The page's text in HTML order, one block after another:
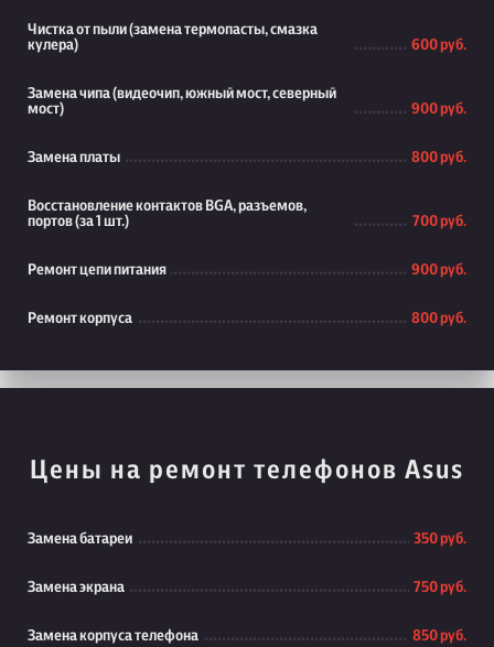
Чистка от пыли (замена термопасты, смазка
кулера)
600 руб.
Замена чипа (видеочип, южный мост, северный
мост)
900 руб.
Замена платы 800 руб.
Восстановление контактов BGA, разъемов,
портов (за 1 шт.)
700 руб.
Ремонт цепи питания 900 руб.
Ремонт корпуса 800 руб.
Цены на ремонт телефонов Asus
Замена батареи 350 руб.
Замена экрана 750 руб.
Замена корпуса телефона 850 руб.